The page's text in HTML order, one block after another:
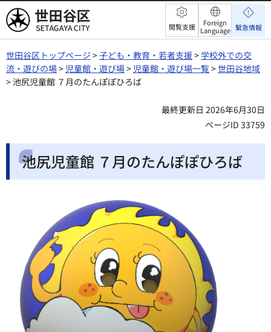
世田谷区 閲覧支援
Foreign
Language 緊急情報
世田谷区トップページ >子ども・教育・若者支援>学校外での交
流・遊びの場> 児童館・遊び場> 児童館・遊び場一覧>世田谷地域
> 池尻児童館 ７月のたんぽぽひろば
最終更新日 2026年6月30日
ページID 33759
池尻児童館 ７月のたんぽぽひろば